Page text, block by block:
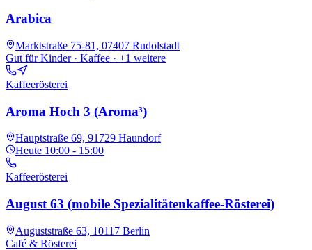
Arabica
Marktstraße 75-81, 07407 Rudolstadt
Gut für Kinder · Kaffee · +1 weitere
Kaffeerösterei
Aroma Hoch 3 (Aroma³)
Hauptstraße 69, 91729 Haundorf
Heute 10:00 - 15:00
Kaffeerösterei
August 63 (mobile Spezialitätenkaffee-Rösterei)
Auguststraße 63, 10117 Berlin
Café & Rösterei